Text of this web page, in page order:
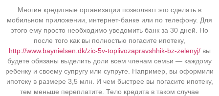
Многие кредитные организации позволяют это сделать в
мобильном приложении, интернет-банке или по телефону. Для
этого ему просто необходимо уведомить банк за 30 дней. Но
после того как вы полностью погасите ипотеку,
http://www.baynielsen.dk/zic-5v-toplivozapravshhik-bz-zelenyj/вы
будете обязаны выделить доли всем членам семьи — каждому
ребенку и своему супругу или супруге. Например, вы оформили
ипотеку в размере 3,5 млн. И чем быстрее вы погасите ипотеку,
тем меньше переплатите. Тело кредита в таком случае